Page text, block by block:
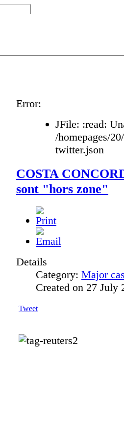
Error:
JFile: :read:
/homepages/
twitter.json
COSTA
sont "hors zone"
Details
Category: Major
Created on 27 July
Tweet